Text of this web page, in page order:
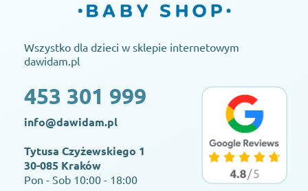
Wszystko dla dzieci w sklepie internetowym
dawidam.pl
453 301 999
info@dawidam.pl
Tytusa Czyżewskiego 1
30-085 Kraków
Pon - Sob 10:00 - 18:00